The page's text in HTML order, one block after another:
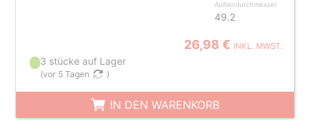
Außendurchmesser
49.2
26,98 € INKL. MWST.
3 stücke auf Lager
(vor 5 Tagen )
IN DEN WARENKORB